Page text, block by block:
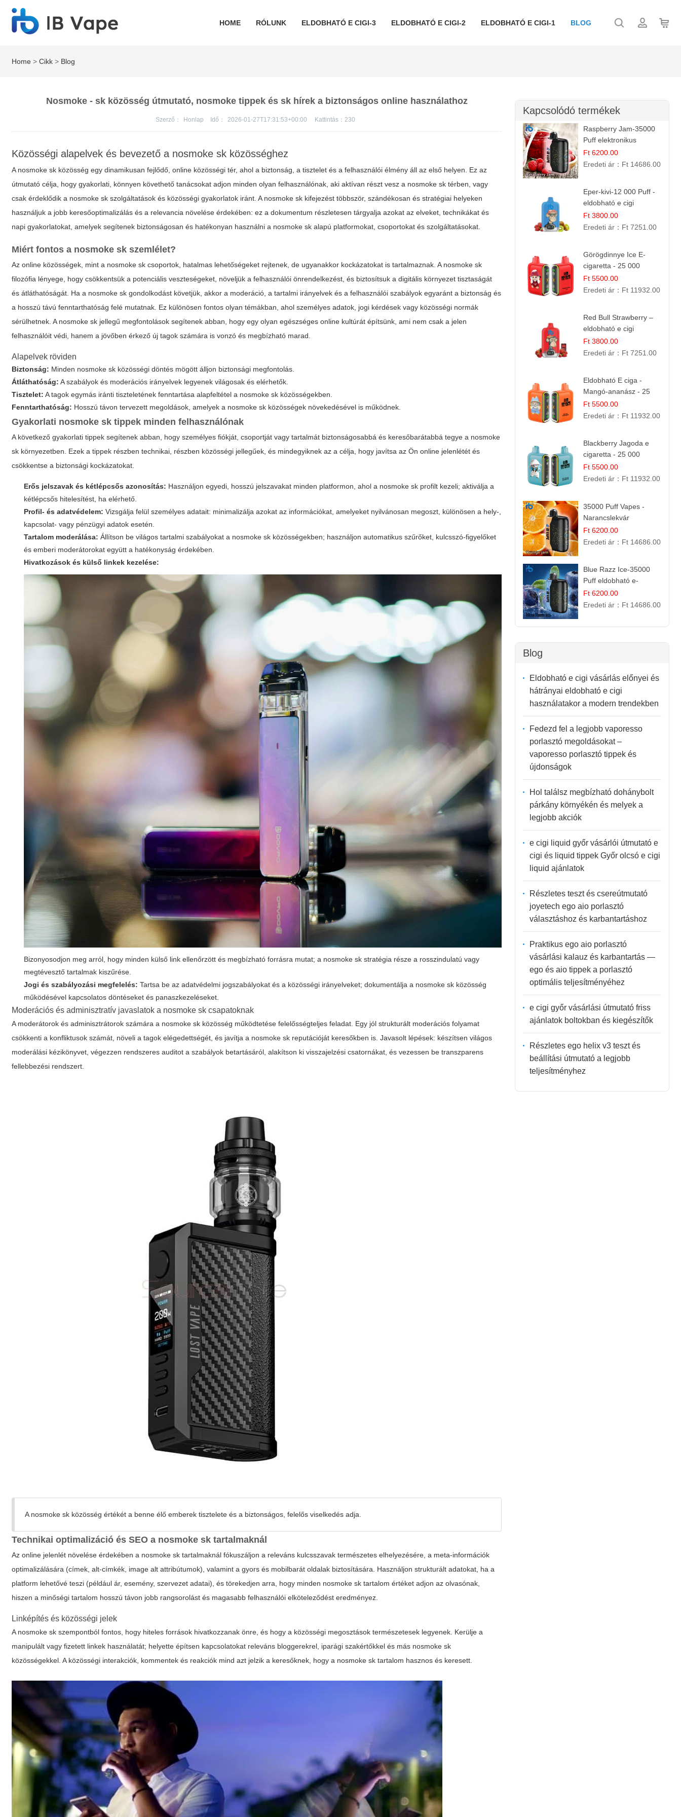
HOME RÓLUNK ELDOBHATÓ E CIGI-3 ELDOBHATÓ E CIGI-2 ELDOBHATÓ E CIGI-1 BLOG
Home >Cikk > Blog
Nosmoke - sk közösség útmutató, nosmoke tippek és sk hírek a biztonságos online használathoz
Szerző： Honlap Idő： 2026-01-27T17:31:53+00:00 Kattintás：230
Közösségi alapelvek és bevezető a nosmoke sk közösséghez
A nosmoke sk közösség egy dinamikusan fejlődő, online közösségi tér, ahol a biztonság, a tisztelet és a felhasználói élmény áll az első helyen. Ez az
útmutató célja, hogy gyakorlati, könnyen követhető tanácsokat adjon minden olyan felhasználónak, aki aktívan részt vesz a nosmoke sk térben, vagy
csak érdeklődik a nosmoke sk szolgáltatások és közösségi gyakorlatok iránt. A nosmoke sk kifejezést többször, szándékosan és stratégiai helyeken
használjuk a jobb keresőoptimalizálás és a relevancia növelése érdekében: ez a dokumentum részletesen tárgyalja azokat az elveket, technikákat és
napi gyakorlatokat, amelyek segítenek biztonságosan és hatékonyan használni a nosmoke sk alapú platformokat, csoportokat és szolgáltatásokat.
Miért fontos a nosmoke sk szemlélet?
Az online közösségek, mint a nosmoke sk csoportok, hatalmas lehetőségeket rejtenek, de ugyanakkor kockázatokat is tartalmaznak. A nosmoke sk
filozófia lényege, hogy csökkentsük a potenciális veszteségeket, növeljük a felhasználói önrendelkezést, és biztosítsuk a digitális környezet tisztaságát
és átláthatóságát. Ha a nosmoke sk gondolkodást követjük, akkor a moderáció, a tartalmi irányelvek és a felhasználói szabályok egyaránt a biztonság és
a hosszú távú fenntarthatóság felé mutatnak. Ez különösen fontos olyan témákban, ahol személyes adatok, jogi kérdések vagy közösségi normák
sérülhetnek. A nosmoke sk jellegű megfontolások segítenek abban, hogy egy olyan egészséges online kultúrát építsünk, ami nem csak a jelen
felhasználóit védi, hanem a jövőben érkező új tagok számára is vonzó és megbízható marad.
Alapelvek röviden
Biztonság: Minden nosmoke sk közösségi döntés mögött álljon biztonsági megfontolás.
Átláthatóság: A szabályok és moderációs irányelvek legyenek világosak és elérhetők.
Tisztelet: A tagok egymás iránti tiszteletének fenntartása alapfeltétel a nosmoke sk közösségekben.
Fenntarthatóság: Hosszú távon tervezett megoldások, amelyek a nosmoke sk közösségek növekedésével is működnek.
Gyakorlati nosmoke sk tippek minden felhasználónak
A következő gyakorlati tippek segítenek abban, hogy személyes fiókját, csoportját vagy tartalmát biztonságosabbá és keresőbarátabbá tegye a nosmoke
sk környezetben. Ezek a tippek részben technikai, részben közösségi jellegűek, és mindegyiknek az a célja, hogy javítsa az Ön online jelenlétét és
csökkentse a biztonsági kockázatokat.
Erős jelszavak és kétlépcsős azonosítás: Használjon egyedi, hosszú jelszavakat minden platformon, ahol a nosmoke sk profilt kezeli; aktiválja a
kétlépcsős hitelesítést, ha elérhető.
Profil- és adatvédelem: Vizsgálja felül személyes adatait: minimalizálja azokat az információkat, amelyeket nyilvánosan megoszt, különösen a hely-,
kapcsolat- vagy pénzügyi adatok esetén.
Tartalom moderálása: Állítson be világos tartalmi szabályokat a nosmoke sk közösségekben; használjon automatikus szűrőket, kulcsszó-figyelőket
és emberi moderátorokat együtt a hatékonyság érdekében.
Hivatkozások és külső linkek kezelése:
Bizonyosodjon meg arról, hogy minden külső link ellenőrzött és megbízható forrásra mutat; a nosmoke sk stratégia része a rosszindulatú vagy
megtévesztő tartalmak kiszűrése.
Jogi és szabályozási megfelelés: Tartsa be az adatvédelmi jogszabályokat és a közösségi irányelveket; dokumentálja a nosmoke sk közösség
működésével kapcsolatos döntéseket és panaszkezeléseket.
Moderációs és adminisztratív javaslatok a nosmoke sk csapatoknak
A moderátorok és adminisztrátorok számára a nosmoke sk közösség működtetése felelősségteljes feladat. Egy jól strukturált moderációs folyamat
csökkenti a konfliktusok számát, növeli a tagok elégedettségét, és javítja a nosmoke sk reputációját keresőkben is. Javasolt lépések: készítsen világos
moderálási kézikönyvet, végezzen rendszeres auditot a szabályok betartásáról, alakítson ki visszajelzési csatornákat, és vezessen be transzparens
fellebbezési rendszert.
A nosmoke sk közösség értékét a benne élő emberek tisztelete és a biztonságos, felelős viselkedés adja.
Technikai optimalizáció és SEO a nosmoke sk tartalmaknál
Az online jelenlét növelése érdekében a nosmoke sk tartalmaknál fókuszáljon a releváns kulcsszavak természetes elhelyezésére, a meta-információk
optimalizálására (címek, alt-címkék, image alt attribútumok), valamint a gyors és mobilbarát oldalak biztosítására. Használjon strukturált adatokat, ha a
platform lehetővé teszi (például ár, esemény, szervezet adatai), és törekedjen arra, hogy minden nosmoke sk tartalom értéket adjon az olvasónak,
hiszen a minőségi tartalom hosszú távon jobb rangsorolást és magasabb felhasználói elköteleződést eredményez.
Linképítés és közösségi jelek
A nosmoke sk szempontból fontos, hogy hiteles források hivatkozzanak önre, és hogy a közösségi megosztások természetesek legyenek. Kerülje a
manipulált vagy fizetett linkek használatát; helyette építsen kapcsolatokat releváns bloggerekrel, iparági szakértőkkel és más nosmoke sk
közösségekkel. A közösségi interakciók, kommentek és reakciók mind azt jelzik a keresőknek, hogy a nosmoke sk tartalom hasznos és keresett.
Kapcsolódó termékek
Raspberry Jam-35000
Puff elektronikus
cigaretta (Ibvape Bar)
Ft 6200.00
Eredeti ár： Ft 14686.00
Eper-kivi-12 000 Puff -
eldobható e cigi
Ft 3800.00
Eredeti ár： Ft 7251.00
Görögdinnye Ice E-
cigaretta - 25 000
befújás
Ft 5500.00
Eredeti ár： Ft 11932.00
Red Bull Strawberry –
eldobható e cigi
Ft 3800.00
Eredeti ár： Ft 7251.00
Eldobható E ciga -
Mangó-ananász - 25
000 befújás
Ft 5500.00
Eredeti ár： Ft 11932.00
Blackberry Jagoda e
cigaretta - 25 000
szívás
Ft 5500.00
Eredeti ár： Ft 11932.00
35000 Puff Vapes -
Narancslekvár
Ft 6200.00
Eredeti ár： Ft 14686.00
Blue Razz Ice-35000
Puff eldobható e-
cigaretta
Ft 6200.00
Eredeti ár： Ft 14686.00
Blog
Eldobható e cigi vásárlás előnyei és
hátrányai eldobható e cigi
használatakor a modern trendekben
Fedezd fel a legjobb vaporesso
porlasztó megoldásokat –
vaporesso porlasztó tippek és
újdonságok
Hol találsz megbízható dohánybolt
párkány környékén és melyek a
legjobb akciók
e cigi liquid győr vásárlói útmutató e
cigi és liquid tippek Győr olcsó e cigi
liquid ajánlatok
Részletes teszt és csereútmutató
joyetech ego aio porlasztó
választáshoz és karbantartáshoz
Praktikus ego aio porlasztó
vásárlási kalauz és karbantartás —
ego és aio tippek a porlasztó
optimális teljesítményéhez
e cigi győr vásárlási útmutató friss
ajánlatok boltokban és kiegészítők
Részletes ego helix v3 teszt és
beállítási útmutató a legjobb
teljesítményhez